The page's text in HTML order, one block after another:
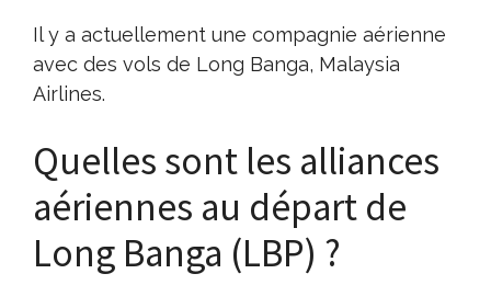
Il y a actuellement une compagnie aérienne
avec des vols de Long Banga, Malaysia
Airlines.
Quelles sont les alliances
aériennes au départ de
Long Banga (LBP) ?